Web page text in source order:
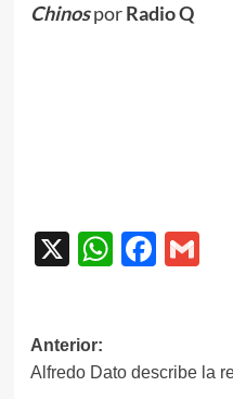
ChinosporRadio Q
X
Navegación
de
Anterior:
Alfredo Dato describe la